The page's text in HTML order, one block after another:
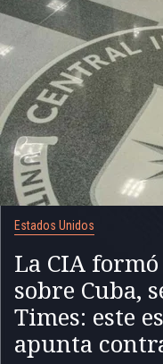
Estados Unidos
La CIA
sobre Cuba,
Times: este
apunta